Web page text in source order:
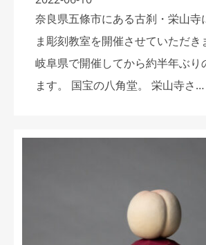
奈良県五條市にある古刹・栄山寺
ま彫刻教室を開催させていただき
岐阜県で開催してから約半年ぶり
ます。 国宝の八角堂。 栄山寺さ